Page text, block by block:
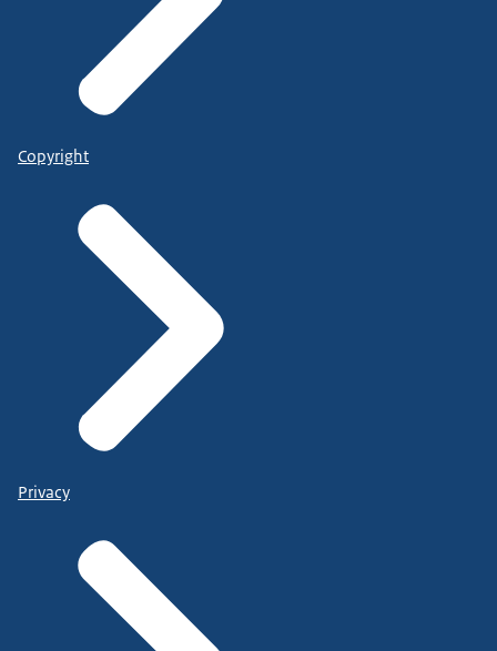
Copyright
Privacy